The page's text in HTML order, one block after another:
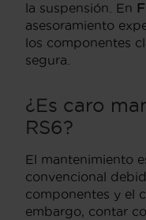
la suspensión. En
asesoramiento
los componentes
segura.
¿Es caro
RS6?
El mantenimiento
convencional
componentes y el
embargo, contar